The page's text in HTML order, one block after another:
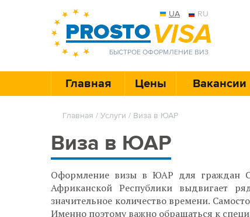
UA RU
БЫСТРОЕ ОФОРМЛЕНИЕ ВИЗ
Главная Цены Вакансии
Главная / Услуги / Виза в ЮАР
Виза в ЮАР
Оформление визы в ЮАР для граждан
Африканской Республики выдвигает
значительное количество времени.
Именно поэтому важно обращаться к